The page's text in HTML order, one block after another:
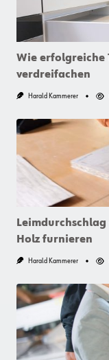
Wie erfolgreiche
verdreifachen
Harald Kammerer
Holz furnieren
Harald Kammerer